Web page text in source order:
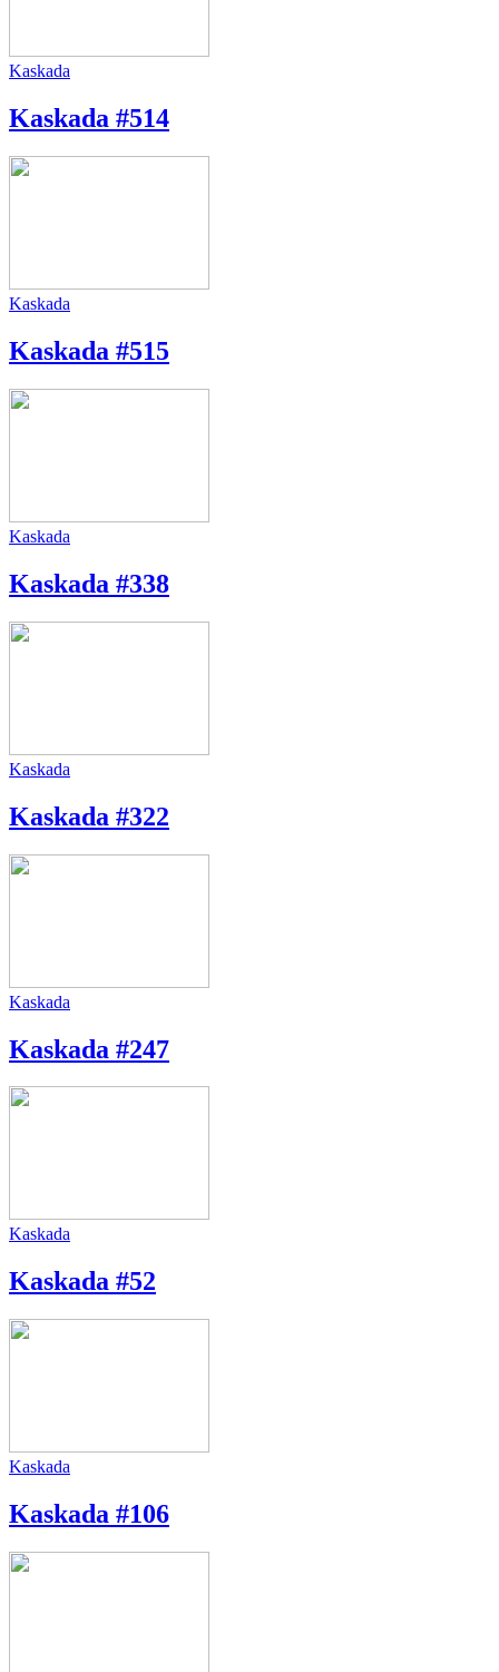
Kaskada
Kaskada #514
Kaskada
Kaskada #515
Kaskada
Kaskada #338
Kaskada
Kaskada #322
Kaskada
Kaskada #247
Kaskada
Kaskada #52
Kaskada
Kaskada #106